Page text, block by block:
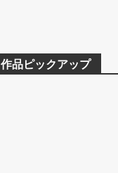
作品ピックアップ